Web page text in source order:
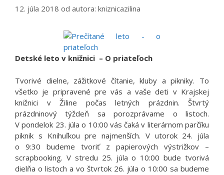
12. júla 2018 od autora: kniznicazilina
Detské leto v knižnici – O priateľoch
Tvorivé dielne, zážitkové čítanie, kluby a pikniky. To
všetko je pripravené pre vás a vaše deti v Krajskej
knižnici v Žiline počas letných prázdnin. Štvrtý
prázdninový týždeň sa porozprávame o listoch.
V pondelok 23. júla o 10:00 vás čaká v literárnom parčíku
piknik s Knihuľkou pre najmenších. V utorok 24. júla
o 9:30 budeme tvoriť z papierových výstrižkov –
scrapbooking. V stredu 25. júla o 10:00 bude tvorivá
dielňa o listoch a vo štvrtok 26. júla o 10:00 sa budeme